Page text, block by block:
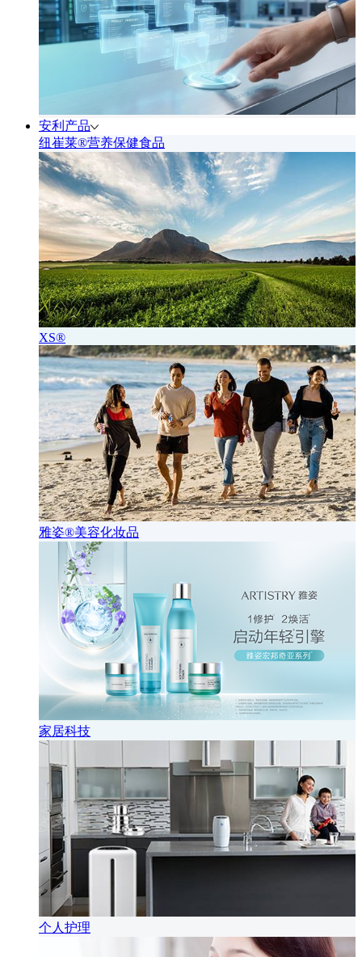
安利产品
纽崔莱®营养保健食品
XS®
雅姿®美容化妆品
家居科技
个人护理